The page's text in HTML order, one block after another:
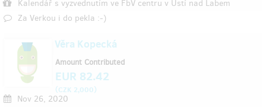
Kalendář s vyzvednutím ve FbV centru v Ústí nad Labem
Za Verkou i do pekla :-)
Věra Kopecká
Nov 26, 2020
Amount Contributed
EUR 82.42
(CZK 2,000)